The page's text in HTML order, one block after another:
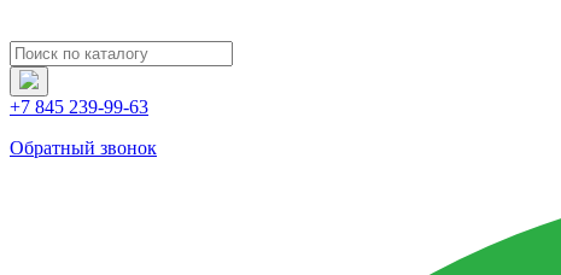
+7 845 239-99-63
Обратный звонок